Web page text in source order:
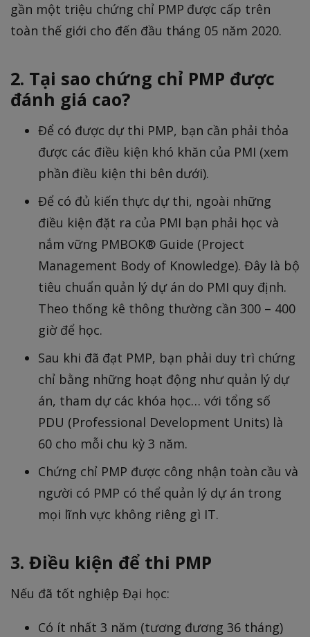
gần một triệu chứng chỉ PMP được cấp trên
toàn thế giới cho đến đầu tháng 05 năm 2020.
2. Tại sao chứng chỉ PMP được
đánh giá cao?
Để có được dự thi PMP, bạn cần phải thỏa
được các điều kiện khó khăn của PMI (xem
phần điều kiện thi bên dưới).
Để có đủ kiến thực dự thi, ngoài những
điều kiện đặt ra của PMI bạn phải học và
nắm vững PMBOK® Guide (Project
Management Body of Knowledge). Đây là bộ
tiêu chuẩn quản lý dự án do PMI quy định.
Theo thống kê thông thường cần 300 – 400
giờ để học.
Sau khi đã đạt PMP, bạn phải duy trì chứng
chỉ bằng những hoạt động như quản lý dự
án, tham dự các khóa học… với tổng số
PDU (Professional Development Units) là
60 cho mỗi chu kỳ 3 năm.
Chứng chỉ PMP được công nhận toàn cầu và
người có PMP có thể quản lý dự án trong
mọi lĩnh vực không riêng gì IT.
3. Điều kiện để thi PMP
Nếu đã tốt nghiệp Đại học:
Có ít nhất 3 năm (tương đương 36 tháng)